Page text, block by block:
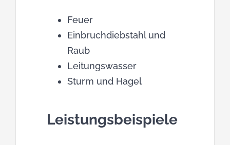
Feuer
Einbruchdiebstahl und
Raub
Leitungswasser
Sturm und Hagel
Leistungsbeispiele